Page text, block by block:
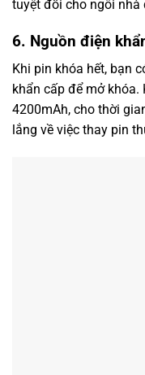
tuyệt đối cho ngôi nhà
6. Nguồn điện
Khi pin khóa hết, bạn
khẩn cấp để mở
4200mAh, cho thời
lắng về việc thay pin